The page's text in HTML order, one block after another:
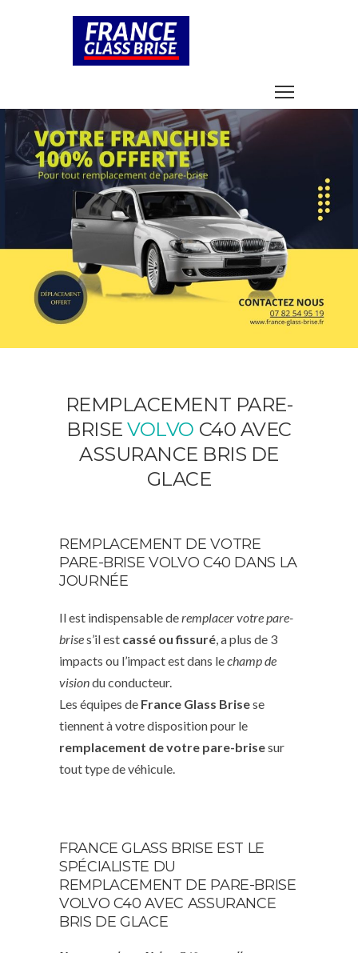
REMPLACEMENT PARE-
BRISEVOLVO C40 AVEC
ASSURANCE BRIS DE
GLACE
REMPLACEMENT DE VOTRE
PARE-BRISE VOLVO C40 DANS LA
JOURNÉE
Il est indispensable deremplacer votre pare-
brises’il est cassé ou fissuré , a plus de 3
impacts ou l’impact est dans lechamp de
visiondu conducteur.
Les équipes de France Glass Brisese
tiennent à votre disposition pour le
remplacement de votre pare-brisesur
tout type de véhicule.
FRANCE GLASS BRISE EST LE
SPÉCIALISTE DU
REMPLACEMENT DE PARE-BRISE
VOLVO C40 AVEC ASSURANCE
BRIS DE GLACE